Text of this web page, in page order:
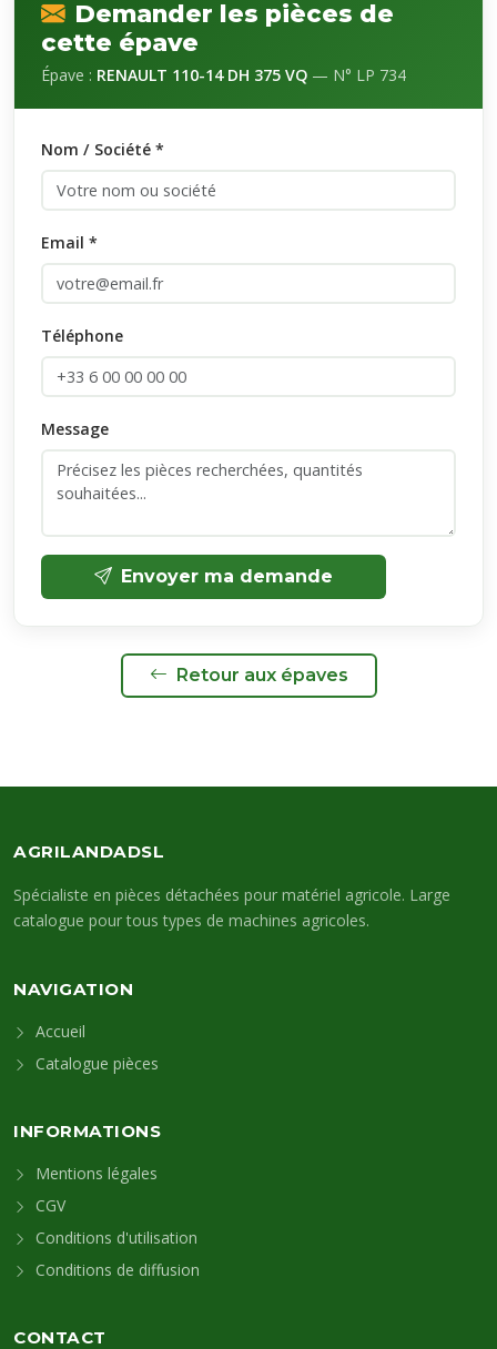
Demander les pièces de
cette épave
Épave : RENAULT 110-14 DH 375 VQ — N° LP 734
Nom / Société *
Email *
Téléphone
Message
Envoyer ma demande
Retour aux épaves
AGRILANDADSL
Spécialiste en pièces détachées pour matériel agricole. Large
catalogue pour tous types de machines agricoles.
NAVIGATION
Accueil
Catalogue pièces
INFORMATIONS
Mentions légales
CGV
Conditions d'utilisation
Conditions de diffusion
CONTACT